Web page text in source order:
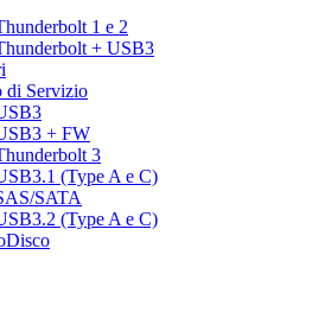
1 e 2
+ USB3
di Servizio
+ FW
3
(Type A e C)
SATA
(Type A e C)